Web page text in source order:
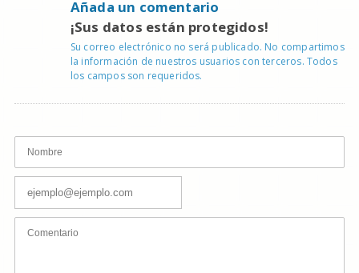
Añada un comentario
¡Sus datos están protegidos!
Su correo electrónico no será publicado. No compartimos
la información de nuestros usuarios con terceros. Todos
los campos son requeridos.